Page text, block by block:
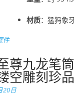
材质：猛犸象
件
尊九龙笔
空雕刻珍品
20日